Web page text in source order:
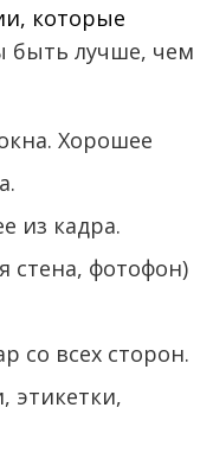
которые
быть лучше, чем
Хорошее
из кадра.
стена, фотофон)
со всех сторон.
этикетки,